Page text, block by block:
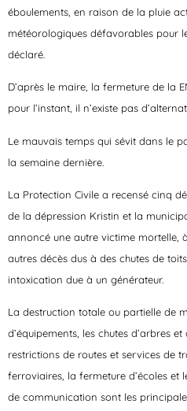
éboulements, en raison de la pluie
météorologiques défavorables pour
déclaré.
D’après le maire, la fermeture de la
pour l’instant, il n’existe pas
Le mauvais temps qui sévit dans le
la semaine dernière.
La Protection Civile a recensé cinq
de la dépression Kristin et la
annoncé une autre victime mortelle,
autres décès dus à des chutes de
intoxication due à un générateur.
La destruction totale ou partielle de
d’équipements, les chutes d’arbres
restrictions de routes et services de
ferroviaires, la fermeture d’écoles et
de communication sont les